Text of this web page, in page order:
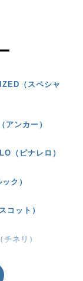
（スペシャ
アンカー）
（ピナレロ）
ク）
コット）
ネリ）